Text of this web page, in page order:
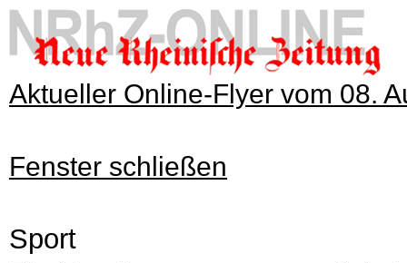
Aktueller Online-Flyer vom 08.
Fenster schließen
Sport